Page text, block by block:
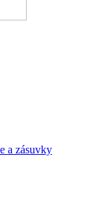
a zásuvky